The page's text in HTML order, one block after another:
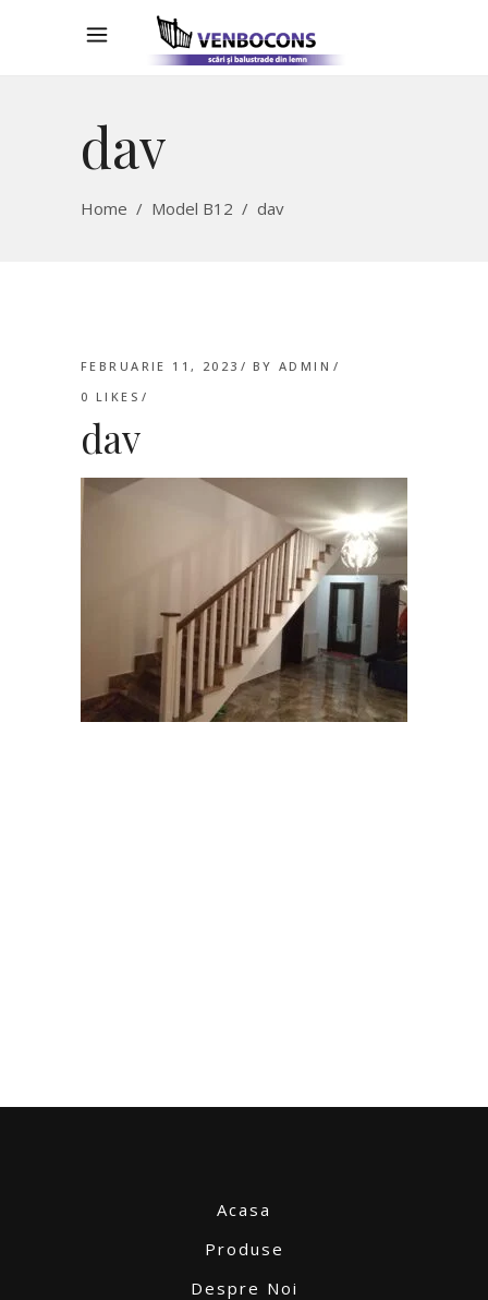
dav
Home / Model B12 / dav
FEBRUARIE 11, 2023 BY ADMIN
0 LIKES
dav
Acasa
Produse
Despre Noi